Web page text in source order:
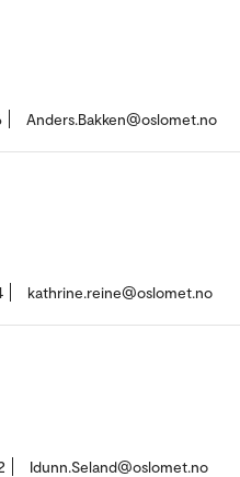
Anders.Bakken@oslomet.no
kathrine.reine@oslomet.no
Idunn.Seland@oslomet.no